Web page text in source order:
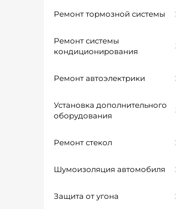
Ремонт тормозной системы
Ремонт системы
кондиционирования
Ремонт автоэлектрики
Установка дополнительного
оборудования
Ремонт стекол
Шумоизоляция автомобиля
Защита от угона